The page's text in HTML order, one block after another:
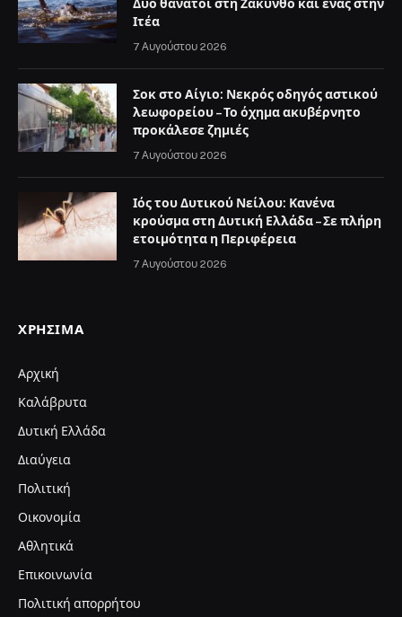
Δύο θάνατοι στη Ζάκυνθο και ένας στην
Ιτέα
7 Αυγούστου 2026
Σοκ στο Αίγιο: Νεκρός οδηγός αστικού
λεωφορείου – Το όχημα ακυβέρνητο
προκάλεσε ζημιές
7 Αυγούστου 2026
Ιός του Δυτικού Νείλου: Κανένα
κρούσμα στη Δυτική Ελλάδα – Σε πλήρη
ετοιμότητα η Περιφέρεια
7 Αυγούστου 2026
ΧΡΉΣΙΜΑ
Αρχική
Καλάβρυτα
Δυτική Ελλάδα
Διαύγεια
Πολιτική
Οικονομία
Αθλητικά
Επικοινωνία
Πολιτική απορρήτου